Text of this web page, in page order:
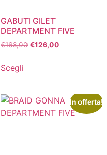
GABUTI GILET
DEPARTMENT FIVE
€168,00 €126,00
Scegli
In offerta!